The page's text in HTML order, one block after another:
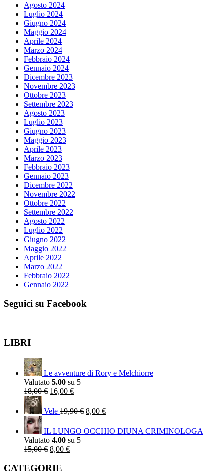
Agosto 2024
Luglio 2024
Giugno 2024
Maggio 2024
Aprile 2024
Marzo 2024
Febbraio 2024
Gennaio 2024
Dicembre 2023
Novembre 2023
Ottobre 2023
Settembre 2023
Agosto 2023
Luglio 2023
Giugno 2023
Maggio 2023
Aprile 2023
Marzo 2023
Febbraio 2023
Gennaio 2023
Dicembre 2022
Novembre 2022
Ottobre 2022
Settembre 2022
Agosto 2022
Luglio 2022
Giugno 2022
Maggio 2022
Aprile 2022
Marzo 2022
Febbraio 2022
Gennaio 2022
Seguici su Facebook
LIBRI
Le avventure di Rory e Melchiorre
Valutato 5.00 su 5
18,00€ Il
originale
era:
18,00 €.
16,00 €Il
attuale
16,00 €.
Vele 19,90€ prezzo
originale
era:
19,90 €.
8,00 €prezzo
attuale
è:
8,00 €.
IL LUNGO OCCHIO DIUNA CRIMINOLOGA
Valutato 4.00 su 5
15,00€ Il
originale
8,00 €Il
CATEGORIE